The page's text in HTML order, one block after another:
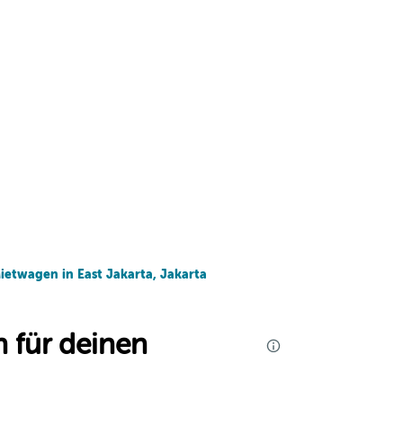
in East Jakarta, Jakarta
für deinen